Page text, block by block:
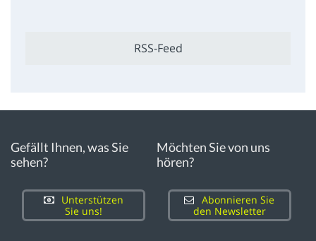
RSS-Feed
Gefällt Ihnen, was Sie
sehen?
Unterstützen
Sie uns!
Möchten Sie von uns
hören?
Abonnieren Sie
den Newsletter